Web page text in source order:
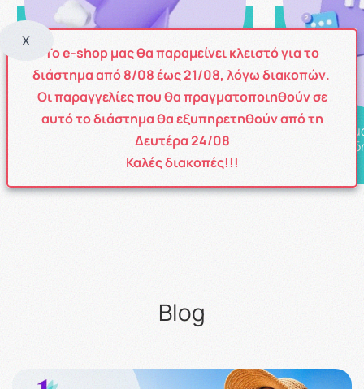
Δωρεάν μεταφορικά άνω των 49 €
εώς 3kg
Καλέστε
για
Blog
X
Το e-shop μας θα παραμείνει κλειστό για το
διάστημα από8/08έως21/08, λόγω διακοπών.
Οι παραγγελίες που θα πραγματοποιηθούν σε
αυτό το διάστημα θα εξυπηρετηθούν από τη
Δευτέρα 24/08
Καλές διακοπές!!!